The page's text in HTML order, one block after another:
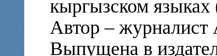
кыргызском
Автор –
Выпущена в